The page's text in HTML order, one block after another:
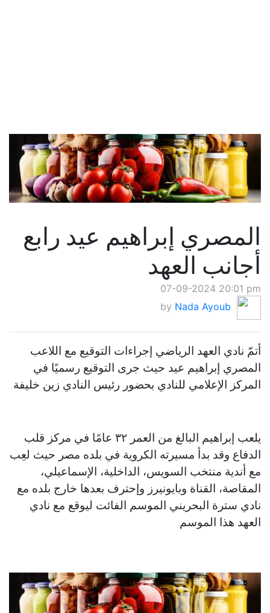
المصري إبراهيم عيد رابع
أجانب العهد
07-09-2024 20:01 pm
by Nada Ayoub
أتمّ نادي العهد الرياضي إجراءات التوقيع مع اللاعب
المصري إبراهيم عيد حيث جرى التوقيع رسميًا في
المركز الإعلامي للنادي بحضور رئيس النادي زين خليفة.
يلعب إبراهيم البالغ من العمر ٣٢ عامًا في مركز قلب
الدفاع وقد بدأ مسيرته الكروية في بلده مصر حيث لعِب
مع أندية منتخب السويس، الداخلية، الإسماعيلي،
المقاصة، القناة وبايونيرز وإحترف بعدها خارج بلده مع
نادي سترة البحريني الموسم الفائت ليوقع مع نادي
العهد هذا الموسم.